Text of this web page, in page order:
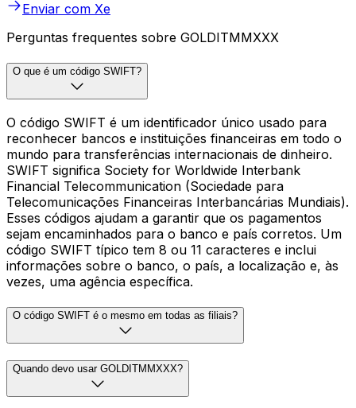
Enviar com Xe
Perguntas frequentes sobre GOLDITMMXXX
O que é um código SWIFT?
O código SWIFT é um identificador único usado para
reconhecer bancos e instituições financeiras em todo o
mundo para transferências internacionais de dinheiro.
SWIFT significa Society for Worldwide Interbank
Financial Telecommunication (Sociedade para
Telecomunicações Financeiras Interbancárias Mundiais).
Esses códigos ajudam a garantir que os pagamentos
sejam encaminhados para o banco e país corretos. Um
código SWIFT típico tem 8 ou 11 caracteres e inclui
informações sobre o banco, o país, a localização e, às
vezes, uma agência específica.
O código SWIFT é o mesmo em todas as filiais?
Quando devo usar GOLDITMMXXX?